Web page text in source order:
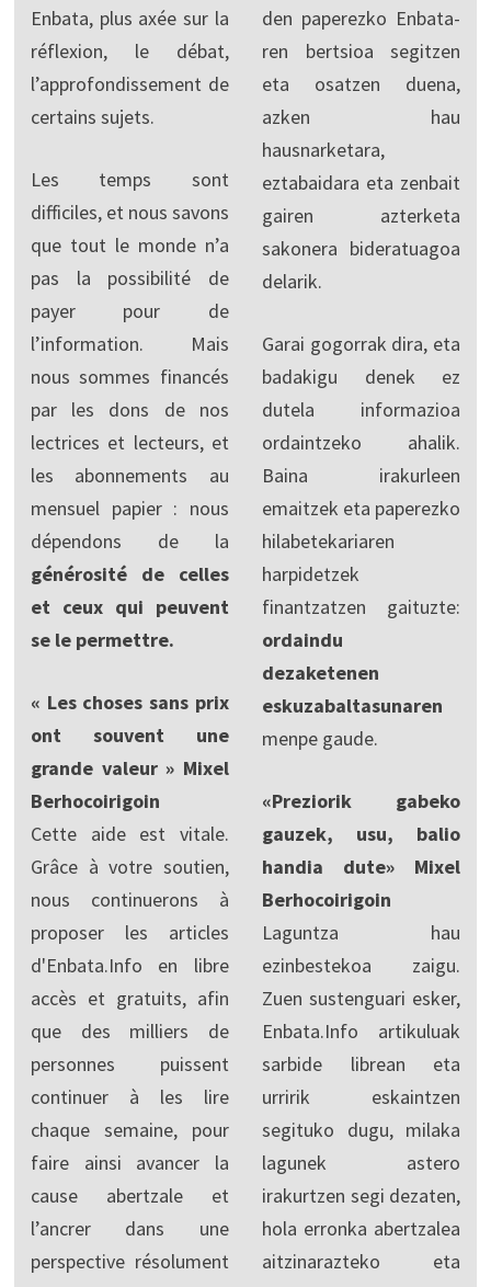
Enbata, plus axée sur la
réflexion, le débat,
l’approfondissement de
certains sujets.
Les temps sont
difficiles, et nous savons
que tout le monde n’a
pas la possibilité de
payer pour de
l’information. Mais
nous sommes financés
par les dons de nos
lectrices et lecteurs, et
les abonnements au
mensuel papier : nous
dépendons de la
générosité de celles
et ceux qui peuvent
se le permettre.
« Les choses sans prix
ont souvent une
grande valeur » Mixel
Berhocoirigoin
Cette aide est vitale.
Grâce à votre soutien,
nous continuerons à
proposer les articles
d'Enbata.Info en libre
accès et gratuits, afin
que des milliers de
personnes puissent
continuer à les lire
chaque semaine, pour
faire ainsi avancer la
cause abertzale et
l’ancrer dans une
perspective résolument
den paperezko Enbata-
ren bertsioa segitzen
eta osatzen duena,
azken hau
hausnarketara,
eztabaidara eta zenbait
gairen azterketa
sakonera bideratuagoa
delarik.
Garai gogorrak dira, eta
badakigu denek ez
dutela informazioa
ordaintzeko ahalik.
Baina irakurleen
emaitzek eta paperezko
hilabetekariaren
harpidetzek
finantzatzen gaituzte:
ordaindu
dezaketenen
eskuzabaltasunaren
menpe gaude.
«Preziorik gabeko
gauzek, usu, balio
handia dute» Mixel
Berhocoirigoin
Laguntza hau
ezinbestekoa zaigu.
Zuen sustenguari esker,
Enbata.Info artikuluak
sarbide librean eta
urririk eskaintzen
segituko dugu, milaka
lagunek astero
irakurtzen segi dezaten,
hola erronka abertzalea
aitzinarazteko eta